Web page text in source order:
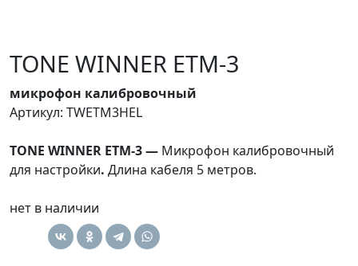
TONE WINNER ETM-3
микрофон калибровочный
Артикул: TWETM3HEL
TONE WINNER ETM-3 — Микрофон калибровочный
для настройки. Длина кабеля 5 метров.
нет в наличии